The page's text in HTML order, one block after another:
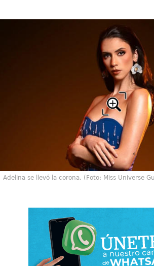
Adelina se llevó la corona. (Foto: Miss Universe